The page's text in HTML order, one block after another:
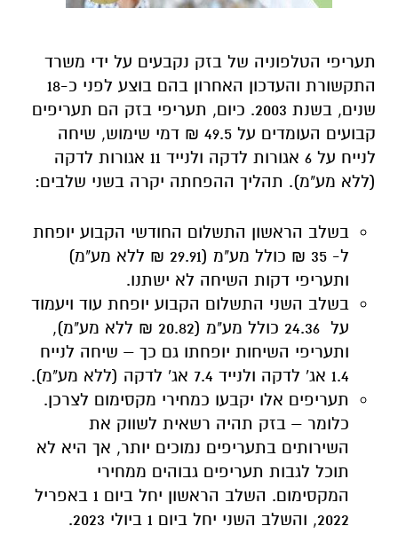
תעריפי הטלפוניה של בזק נקבעים על ידי משרד
התקשורת והעדכון האחרון בהם בוצע לפני כ-18
שנים, בשנת 2003. כיום, תעריפי בזק הם תעריפים
קבועים העומדים על 49.5 ₪ דמי שימוש, שיחה
לנייח על 6 אגורות לדקה ולנייד 11 אגורות לדקה
(ללא מע"מ). תהליך ההפחתה יקרה בשני שלבים:
בשלב הראשון התשלום החודשי הקבוע יופחת
ל- 35 ₪ כולל מע"מ (29.91 ₪ ללא מע"מ)
ותעריפי דקות השיחה לא ישתנו.
בשלב השני התשלום הקבוע יופחת עוד ויעמוד
על 24.36 כולל מע"מ (20.82 ₪ ללא מע"מ),
ותעריפי השיחות יופחתו גם כך – שיחה לנייח
1.4 אג' לדקה ולנייד 7.4 אג' לדקה (ללא מע"מ).
תעריפים אלו יקבעו כמחירי מקסימום לצרכן.
כלומר – בזק תהיה רשאית לשווק את
השירותים בתעריפים נמוכים יותר, אך היא לא
תוכל לגבות תעריפים גבוהים ממחירי
המקסימום. השלב הראשון יחל ביום 1 באפריל
2022, והשלב השני יחל ביום 1 ביולי 2023.